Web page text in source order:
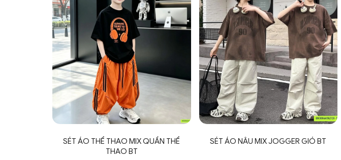
SÉT ÁO THỂ THAO MIX QUẦN THỂ
THAO BT
SÉT ÁO NÂU MIX JOGGER GIÓ BT